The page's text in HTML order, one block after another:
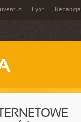
Lyon Redakcja